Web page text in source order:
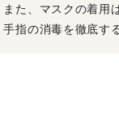
また、マスクの着用
手指の消毒を徹底す